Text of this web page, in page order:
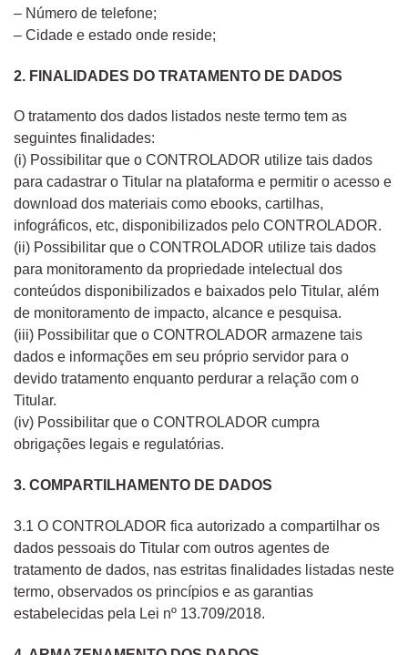
– Número de telefone;
– Cidade e estado onde reside;
2. FINALIDADES DO TRATAMENTO DE DADOS
O tratamento dos dados listados neste termo tem as
seguintes finalidades:
(i) Possibilitar que o CONTROLADOR utilize tais dados
para cadastrar o Titular na plataforma e permitir o acesso e
download dos materiais como ebooks, cartilhas,
infográficos, etc, disponibilizados pelo CONTROLADOR.
(ii) Possibilitar que o CONTROLADOR utilize tais dados
para monitoramento da propriedade intelectual dos
conteúdos disponibilizados e baixados pelo Titular, além
de monitoramento de impacto, alcance e pesquisa.
(iii) Possibilitar que o CONTROLADOR armazene tais
dados e informações em seu próprio servidor para o
devido tratamento enquanto perdurar a relação com o
Titular.
(iv) Possibilitar que o CONTROLADOR cumpra
obrigações legais e regulatórias.
3. COMPARTILHAMENTO DE DADOS
3.1 O CONTROLADOR fica autorizado a compartilhar os
dados pessoais do Titular com outros agentes de
tratamento de dados, nas estritas finalidades listadas neste
termo, observados os princípios e as garantias
estabelecidas pela Lei nº 13.709/2018.